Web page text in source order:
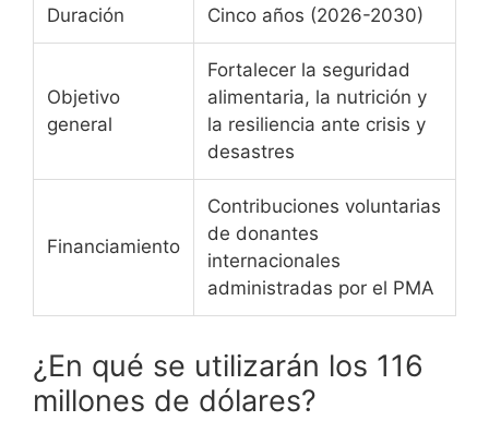
Duración Cinco años (2026-2030)
Objetivo
general
Fortalecer la seguridad
alimentaria, la nutrición y
la resiliencia ante crisis y
desastres
Financiamiento
Contribuciones voluntarias
de donantes
internacionales
administradas por el PMA
¿En qué se utilizarán los 116
millones de dólares?